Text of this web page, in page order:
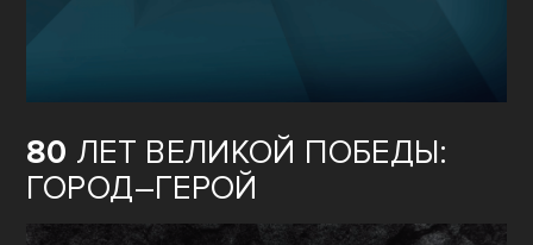
80 ЛЕТ ВЕЛИКОЙ ПОБЕДЫ:
ГОРОД–ГЕРОЙ